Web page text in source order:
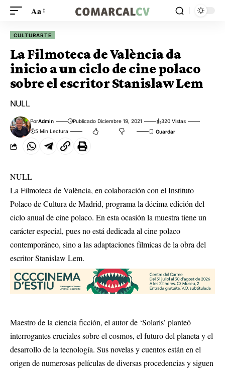
Aa
CULTURARTE
La Filmoteca de València da
inicio a un ciclo de cine polaco
sobre el escritor Stanislaw Lem
NULL
PorAdmin Publicado Diciembre 19, 2021
320 Vistas
5 Min Lectura
NULL
La Filmoteca de València, en colaboración con el Instituto
Polaco de Cultura de Madrid, programa la décima edición del
ciclo anual de cine polaco. En esta ocasión la muestra tiene un
carácter especial, pues no está dedicada al cine polaco
contemporáneo, sino a las adaptaciones fílmicas de la obra del
escritor Stanislaw Lem.
Maestro de la ciencia ficción, el autor de ‘Solaris’ planteó
interrogantes cruciales sobre el cosmos, el futuro del planeta y el
desarrollo de la tecnología. Sus novelas y cuentos están en el
origen de numerosas películas de diversas procedencias y siguen